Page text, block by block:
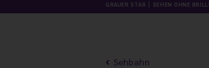
GRAUER STAR SEHEN OHNE
Sehbahn